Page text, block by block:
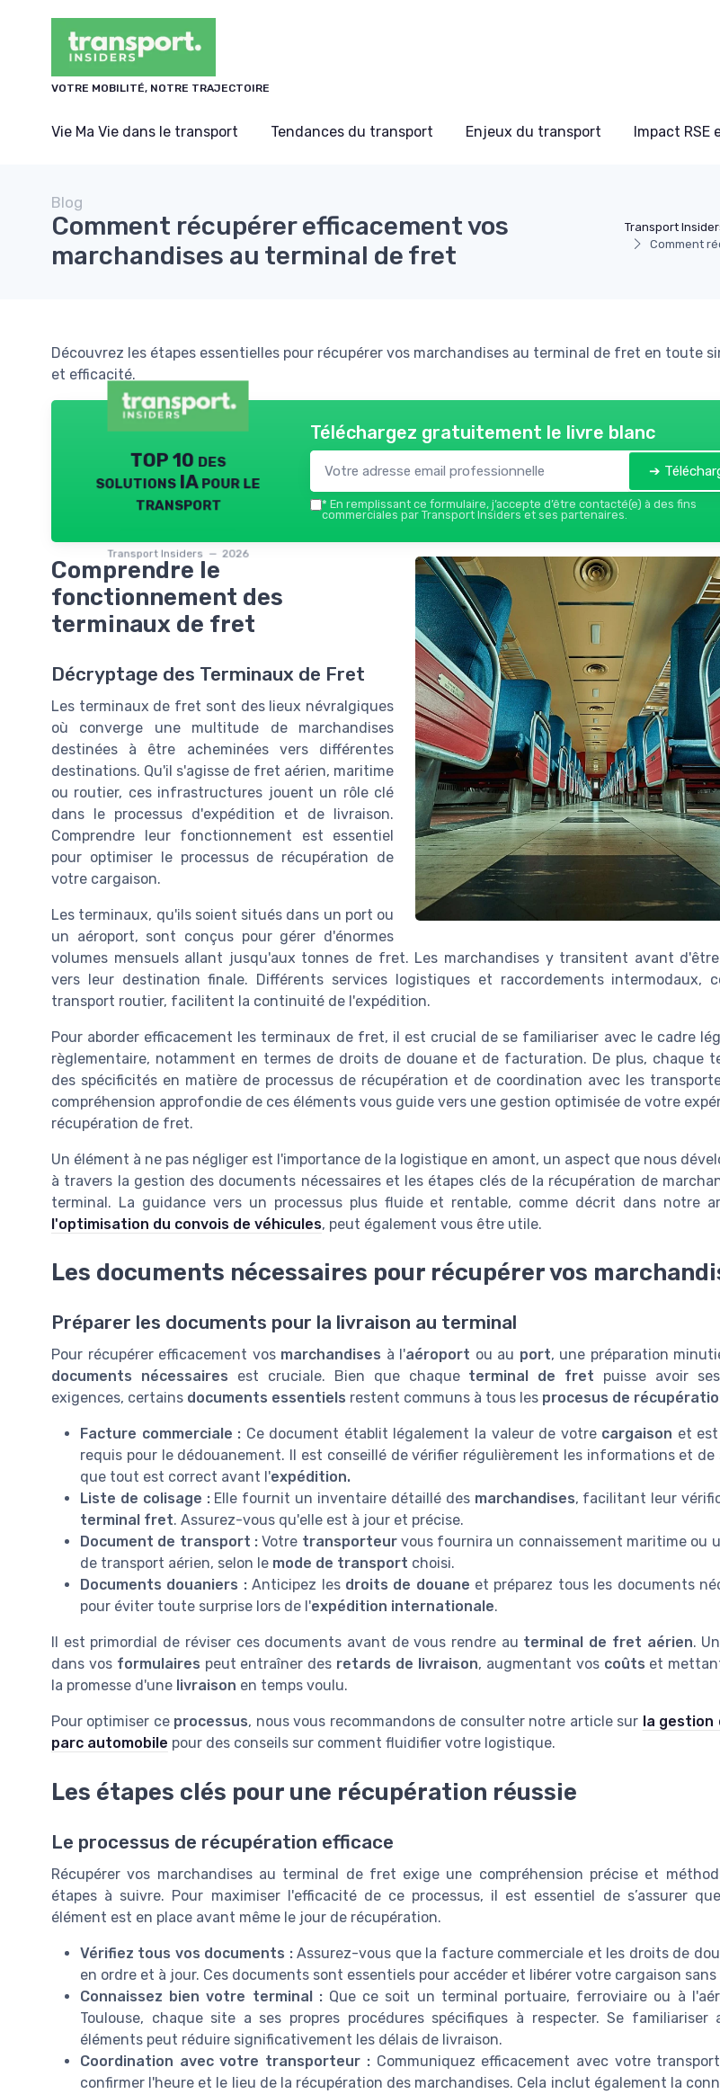
VOTRE MOBILITÉ, NOTRE TRAJECTOIRE
Vie Ma Vie dans le transport Tendances du transport Enjeux du transport Impact
Transport
Comment
Blog
Comment récupérer efficacement vos
marchandises au terminal de fret
Découvrez les étapes essentielles pour récupérer vos marchandises au terminal de fret en toute
et efficacité.
TOP 10 des
solutions IA pour le
transport
Transport Insiders — 2026
Téléchargez gratuitement le livre blanc
➔
* En remplissant ce formulaire, j’accepte d’être contacté(e) à des fins
commerciales par Transport Insiders et ses partenaires.
Comprendre le
fonctionnement des
terminaux de fret
Décryptage des Terminaux de Fret
Les terminaux de fret sont des lieux névralgiques
où converge une multitude de marchandises
destinées à être acheminées vers différentes
destinations. Qu'il s'agisse de fret aérien, maritime
ou routier, ces infrastructures jouent un rôle clé
dans le processus d'expédition et de livraison.
Comprendre leur fonctionnement est essentiel
pour optimiser le processus de récupération de
votre cargaison.
Les terminaux, qu'ils soient situés dans un port ou
un aéroport, sont conçus pour gérer d'énormes
volumes mensuels allant jusqu'aux tonnes de fret. Les marchandises y transitent avant
vers leur destination finale. Différents services logistiques et raccordements intermodaux,
transport routier, facilitent la continuité de l'expédition.
Pour aborder efficacement les terminaux de fret, il est crucial de se familiariser avec le cadre
règlementaire, notamment en termes de droits de douane et de facturation. De plus, chaque
des spécificités en matière de processus de récupération et de coordination avec les
compréhension approfondie de ces éléments vous guide vers une gestion optimisée de votre
récupération de fret.
Un élément à ne pas négliger est l'importance de la logistique en amont, un aspect que nous
à travers la gestion des documents nécessaires et les étapes clés de la récupération de
terminal. La guidance vers un processus plus fluide et rentable, comme décrit dans notre
l'optimisation du convois de véhicules, peut également vous être utile.
Les documents nécessaires pour récupérer vos
Préparer les documents pour la livraison au terminal
Pour récupérer efficacement vos marchandises à l'aéroport ou au port, une préparation
documents nécessaires est cruciale. Bien que chaque terminal de fret puisse avoir
exigences, certains documents essentiels restent communs à tous les procesus de
Facture commerciale : Ce document établit légalement la valeur de votre cargaison et
requis pour le dédouanement. Il est conseillé de vérifier régulièrement les informations et de
que tout est correct avant l'expédition.
Liste de colisage :Elle fournit un inventaire détaillé des marchandises, facilitant leur
terminal fret. Assurez-vous qu'elle est à jour et précise.
Document de transport :Votre transporteurvous fournira un connaissement maritime ou
de transport aérien, selon le mode de transport choisi.
Documents douaniers :Anticipez les droits de douane et préparez tous les documents
pour éviter toute surprise lors de l'expédition internationale.
Il est primordial de réviser ces documents avant de vous rendre au terminal de fret aérien.
dans vos formulaires peut entraîner des retards de livraison, augmentant vos coûts et
la promesse d'une livraison en temps voulu.
Pour optimiser ce processus, nous vous recommandons de consulter notre article sur la
parc automobile pour des conseils sur comment fluidifier votre logistique.
Les étapes clés pour une récupération réussie
Le processus de récupération efficace
Récupérer vos marchandises au terminal de fret exige une compréhension précise et
étapes à suivre. Pour maximiser l'efficacité de ce processus, il est essentiel de s’assurer
élément est en place avant même le jour de récupération.
Vérifiez tous vos documents :Assurez-vous que la facture commerciale et les droits de
en ordre et à jour. Ces documents sont essentiels pour accéder et libérer votre cargaison
Connaissez bien votre terminal :Que ce soit un terminal portuaire, ferroviaire ou à
Toulouse, chaque site a ses propres procédures spécifiques à respecter. Se familiariser
éléments peut réduire significativement les délais de livraison.
Coordination avec votre transporteur :Communiquez efficacement avec votre
confirmer l'heure et le lieu de la récupération des marchandises. Cela inclut également la